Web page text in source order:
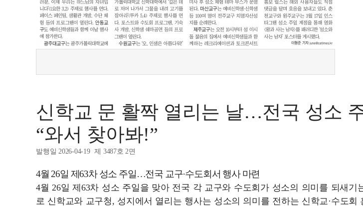
신학교 문 활짝 열리는 날…전국 성소
“와서 찾아봐!”
발행일 2026-04-19 제 3487호 2면
4월 26일 제63차 성소 주일…전국 교구·수도회서 행사 마련
4월 26일 제63차 성소 주일을 맞아 전국 각 교구와 수도회가 성소의 의미를 되새기
로 신학교와 교구청, 성지에서 열리는 행사는 성소의 의미를 전하는 신학교·수도회